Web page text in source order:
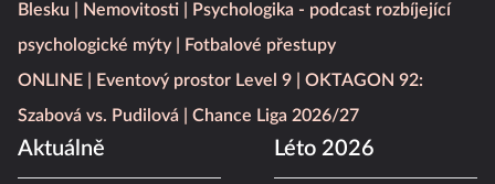
Blesku
Nemovitosti
Psychologika - podcast rozbíjející
psychologické mýty
Fotbalové přestupy
ONLINE
Eventový prostor Level 9
OKTAGON 92:
Szabová vs. Pudilová
Chance Liga 2026/27
Aktuálně Léto 2026